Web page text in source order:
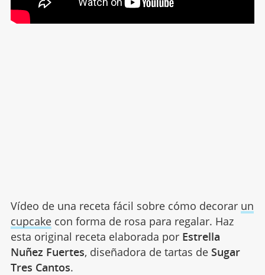
Vídeo de una receta fácil sobre cómo decorar un
cupcakecon forma de rosa para regalar. Haz
esta original receta elaborada por Estrella
Nuñez Fuertes, diseñadora de tartas de Sugar
Tres Cantos.